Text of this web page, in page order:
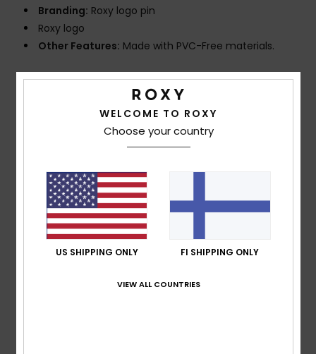
Branding: Roxy logo pin
Roxy logo
Other Features: Made with PVC-Free materials.
CompositionUpper : 98% Synthetic/ 2% Metal, Lining:
100% Synthetic, Outsole:100% Sponge Rubber
Shipping & Returns
Customer Reviews
Average Score
5.0
WELCOME TO ROXY
Choose your country
US SHIPPING ONLY FI SHIPPING ONLY
VIEW ALL COUNTRIES